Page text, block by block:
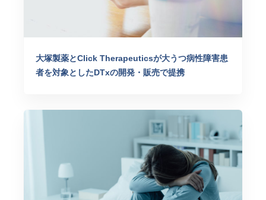
大塚製薬とClick Therapeuticsが大うつ病性障害患
者を対象としたDTxの開発・販売で提携